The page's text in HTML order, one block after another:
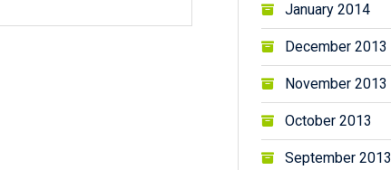
January 2014
December 2013
November 2013
October 2013
September 2013